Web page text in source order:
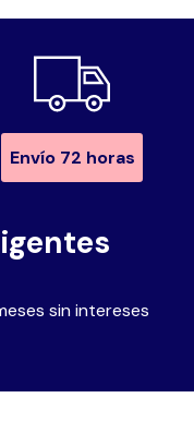
Envío 72 horas
sin intereses